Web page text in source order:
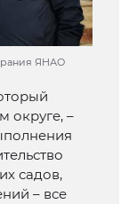
ЯНАО
округе, –
садов,
– все